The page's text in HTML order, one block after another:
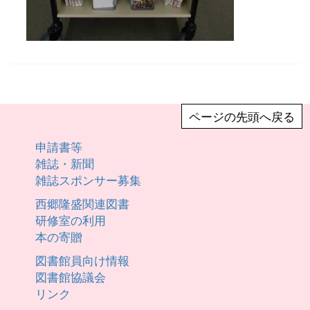
ページの先頭へ戻る
申請書等
雑誌・新聞
雑誌スポンサー募集
西郷隆盛関連図書
研修室の利用
本の寄贈
図書館員向け情報
図書館協議会
リンク